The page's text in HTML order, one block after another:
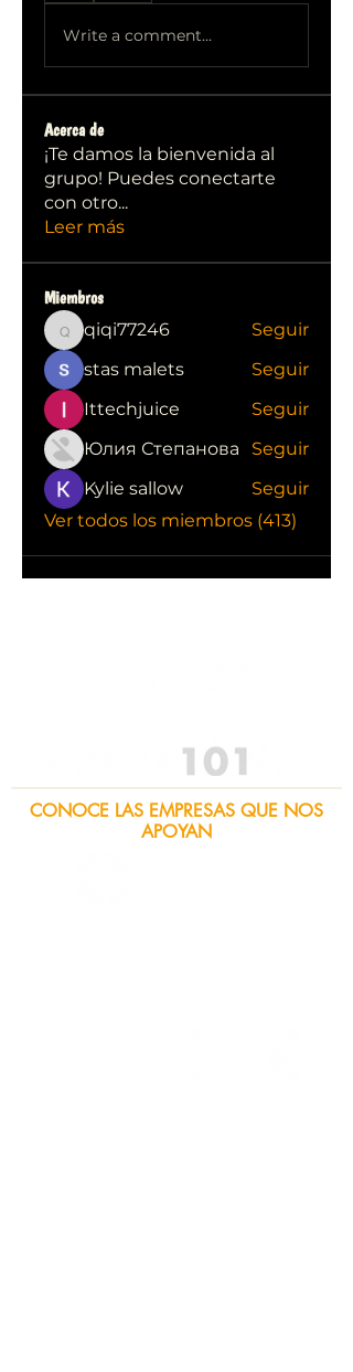
Write a comment...
Acerca de
¡Te damos la bienvenida al
grupo! Puedes conectarte
con otro...
Leer más
Miembros
qiqi77246
qiqi77246
Seguir
stas malets
Seguir
Ittechjuice
Seguir
Юлия Степанова
Seguir
Kylie sallow
Seguir
Ver todos los miembros (413)
CONOCE LAS EMPRESAS QUE NOS
APOYAN